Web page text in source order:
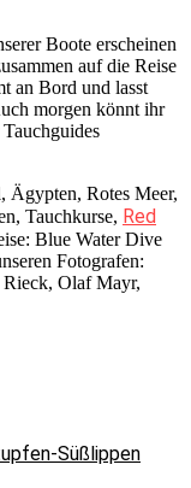
Boote erscheinen
auf die Reise
an Bord und lasst
morgen könnt ihr
Ägypten, Rotes Meer,
Tauchkurse, Red
Blue Water Dive
Fotografen:
Rieck, Olaf Mayr,
Süßlippen